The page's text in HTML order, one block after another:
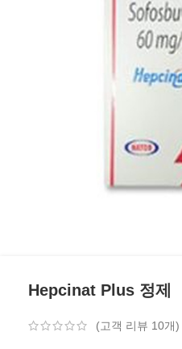
Hepcinat Plus 정제
(고객 리뷰 10개)